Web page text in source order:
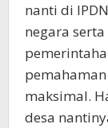
nanti di
negara
maksimal.
desa